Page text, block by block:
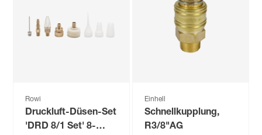
Rowi
Druckluft-Düsen-Set
'DRD 8/1 Set' 8-
Einhell
Schnellkupplung,
R3/8"AG